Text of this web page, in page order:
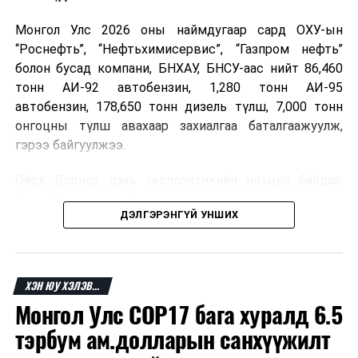
Монгол Улс 2026 оны наймдугаар сард ОХУ-ын
“Роснефть”, “Нефтьхимисервис”, “Газпром нефть”
болон бусад компани, БНХАУ, БНСУ-аас нийт 86,460
тонн АИ-92 автобензин, 1,280 тонн АИ-95
автобензин, 178,650 тонн дизель түлш, 7,000 тонн
онгоцны түлш авахаар захиалгаа баталгаажуулж,
гэрээ байгуулжээ.
Орос, Украины дайнаас шалтгаалсан газрын тосны
үнийн өсөлт дэлхийн зах зээлд буураагүй байна.
дахин өсөж, ОХУ болон бусад эх үүсвэрээс худалдан
авах шатахууны үнэ 1,200-2,000 ам.долларт хүрчээ.
Иймд дотоодын зах зээл дэх үнийн өсөлтийг
сааруулахын тулд гаалийн болон онцгой албан
татварыг тэглэх шаардлага үүссэнийг салбарын сайд
ДЭЛГЭРЭНГҮЙ УНШИХ
ХЭН ЮУ ХЭЛЭВ...
Монгол Улс COP17 бага хуралд 6.5
тэрбум ам.долларын санхүүжилт